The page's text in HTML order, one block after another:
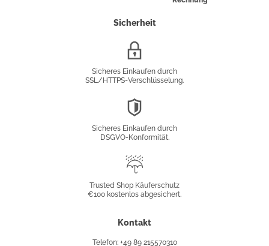
Sicherheit
Sicheres Einkaufen durch
SSL/HTTPS-Verschlüsselung.
Sicheres Einkaufen durch
DSGVO-Konformität.
Käuferschutz
Trusted Shop Käuferschutz
€100 kostenlos abgesichert.
Kontakt
Telefon: +49 89 215570310